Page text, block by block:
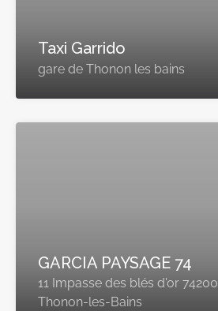
Taxi Garrido
gare de Thonon les bains
GARCIA PAYSAGE 74
11 Impasse des blés d'or 74200
Thonon-les-Bains